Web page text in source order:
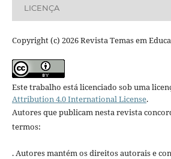
LICENÇA
Copyright (c) 2026 Revista Temas em
Este trabalho está licenciado sob uma
Attribution 4.0 International License.
Autores que publicam nesta revista
termos:
. Autores mantém os direitos autorais e